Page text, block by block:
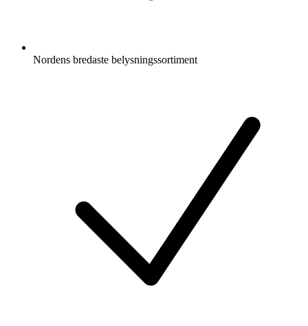
Nordens bredaste belysningssortiment